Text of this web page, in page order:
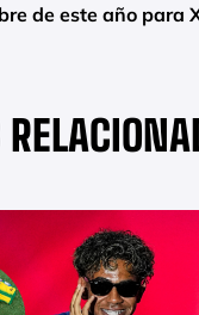
de este año para